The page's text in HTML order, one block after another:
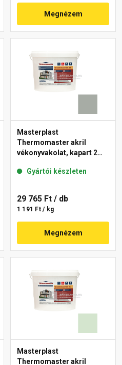
Megnézem
Masterplast
Thermomaster akril
vékonyvakolat, kapart 2
Gyártói készleten
29 765 Ft / db
1 191 Ft / kg
Megnézem
Masterplast
Thermomaster akril